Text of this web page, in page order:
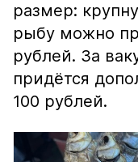
размер:
рыбу можно
рублей. За
придётся
100 рублей.